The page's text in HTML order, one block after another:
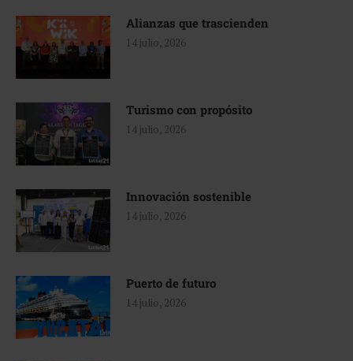
Alianzas que trascienden
14 julio, 2026
Turismo con propósito
14 julio, 2026
Innovación sostenible
14 julio, 2026
Puerto de futuro
14 julio, 2026